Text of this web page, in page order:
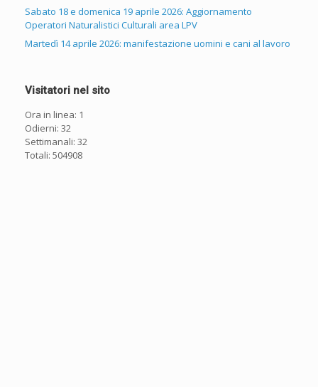
Sabato 18 e domenica 19 aprile 2026: Aggiornamento
Operatori Naturalistici Culturali area LPV
Martedì 14 aprile 2026: manifestazione uomini e cani al lavoro
Visitatori nel sito
Ora in linea: 1
Odierni: 32
Settimanali: 32
Totali: 504908